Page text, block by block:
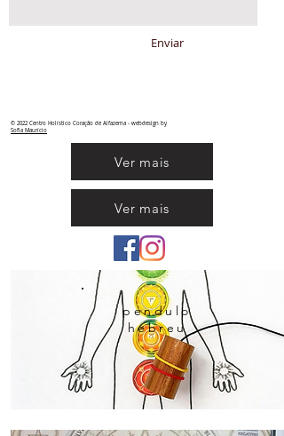
Enviar
© 2022 Centro Holístico Coração de Alfazema - webdesign by
Sofia Maurício
Ver mais
Ver mais
pendulo
hebreu